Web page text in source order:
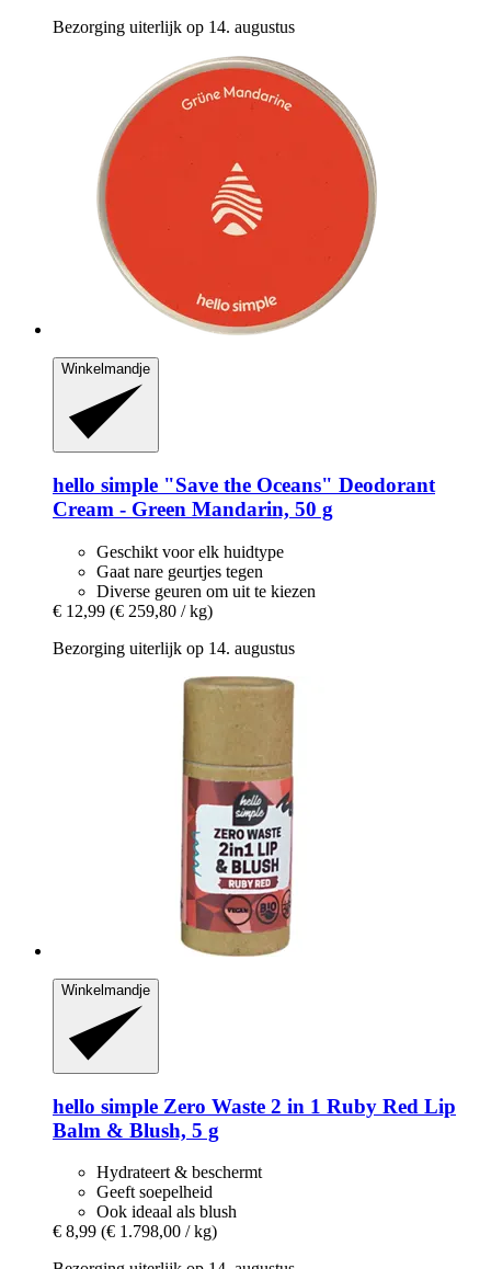
Bezorging uiterlijk op 14. augustus
Winkelmandje
hello simple "Save the Oceans" Deodorant
Cream -​ Green Mandarin, 50 g
Geschikt voor elk huidtype
Gaat nare geurtjes tegen
Diverse geuren om uit te kiezen
€ 12,99 (€ 259,80 / kg)
Bezorging uiterlijk op 14. augustus
Winkelmandje
hello simple Zero Waste 2 in 1 Ruby Red Lip
Balm & Blush, 5 g
Hydrateert & beschermt
Geeft soepelheid
Ook ideaal als blush
€ 8,99 (€ 1.798,00 / kg)